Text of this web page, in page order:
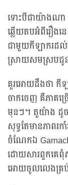
ទោះបីជាយ៉ាងណា
ឆ្លើយតបអំពីរឿងន
ជាមួយកីឡាករដល់
ស្រាយសមស្របជូន
គួរអោយដឹងថា កីឡ
ចាកចេញ គឺភាគច្
មុនៗ។ តួយ៉ាង ដូច
សុទ្ធតែមានភាពរ
ចំណែកឯ
ដោយសារពួកគេពុំ
អោយចូលលេងគ្រ